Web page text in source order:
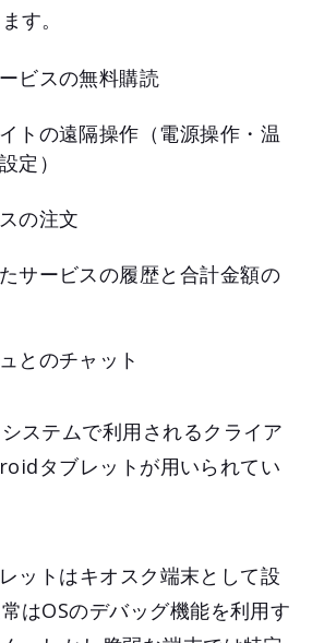
す。
ビスの無料購読
トの遠隔操作（電源操作・温
定）
の注文
サービスの履歴と合計金額の
とのチャット
ステムで利用されるクライア
タブレットが用いられてい
ットはキオスク端末として設
はOSのデバッグ機能を利用す